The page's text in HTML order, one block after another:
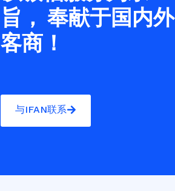
旨， 奉献于国内外
客商！
与IFAN联系